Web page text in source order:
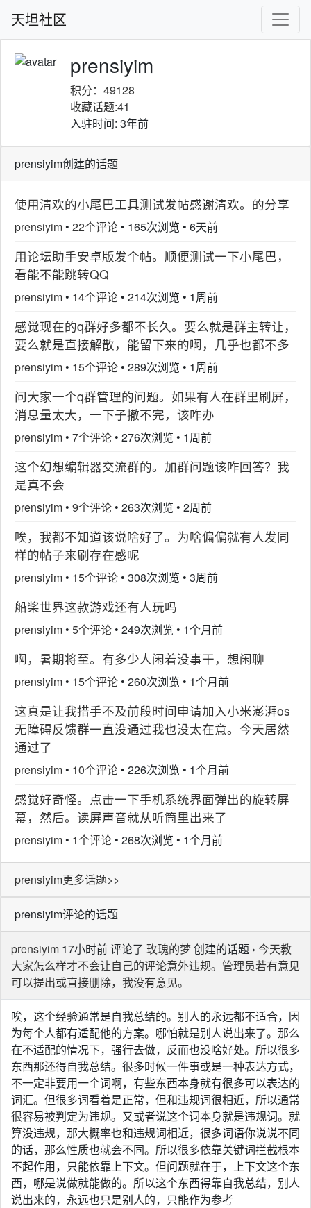
天坦社区
prensiyim
积分：49128
收藏话题:41
入驻时间: 3年前
prensiyim创建的话题
使用清欢的小尾巴工具测试发帖感谢清欢。的分享
prensiyim • 22个评论 • 165次浏览 • 6天前
用论坛助手安卓版发个帖。顺便测试一下小尾巴，
看能不能跳转QQ
prensiyim • 14个评论 • 214次浏览 • 1周前
感觉现在的q群好多都不长久。要么就是群主转让，
要么就是直接解散，能留下来的啊，几乎也都不多
prensiyim • 15个评论 • 289次浏览 • 1周前
问大家一个q群管理的问题。如果有人在群里刷屏，
消息量太大，一下子撤不完，该咋办
prensiyim • 7个评论 • 276次浏览 • 1周前
这个幻想编辑器交流群的。加群问题该咋回答？我
是真不会
prensiyim • 9个评论 • 263次浏览 • 2周前
唉，我都不知道该说啥好了。为啥偏偏就有人发同
样的帖子来刷存在感呢
prensiyim • 15个评论 • 308次浏览 • 3周前
船桨世界这款游戏还有人玩吗
prensiyim • 5个评论 • 249次浏览 • 1个月前
啊，暑期将至。有多少人闲着没事干，想闲聊
prensiyim • 15个评论 • 260次浏览 • 1个月前
这真是让我措手不及前段时间申请加入小米澎湃os
无障碍反馈群一直没通过我也没太在意。今天居然
通过了
prensiyim • 10个评论 • 226次浏览 • 1个月前
感觉好奇怪。点击一下手机系统界面弹出的旋转屏
幕，然后。读屏声音就从听筒里出来了
prensiyim • 1个评论 • 268次浏览 • 1个月前
prensiyim更多话题>>
prensiyim评论的话题
prensiyim 17小时前 评论了 玫瑰的梦创建的话题 › 今天教
大家怎么样才不会让自己的评论意外违规。管理员若有意见
可以提出或直接删除，我没有意见。
唉，这个经验通常是自我总结的。别人的永远都不适合，因
为每个人都有适配他的方案。哪怕就是别人说出来了。那么
在不适配的情况下，强行去做，反而也没啥好处。所以很多
东西那还得自我总结。很多时候一件事或是一种表达方式，
不一定非要用一个词啊，有些东西本身就有很多可以表达的
词汇。但很多词看着是正常，但和违规词很相近，所以通常
很容易被判定为违规。又或者说这个词本身就是违规词。就
算没违规，那大概率也和违规词相近，很多词语你说说不同
的话，那么性质也就会不同。所以很多依靠关键词拦截根本
不起作用，只能依靠上下文。但问题就在于，上下文这个东
西，哪是说做就能做的。所以这个东西得靠自我总结，别人
说出来的，永远也只是别人的，只能作为参考